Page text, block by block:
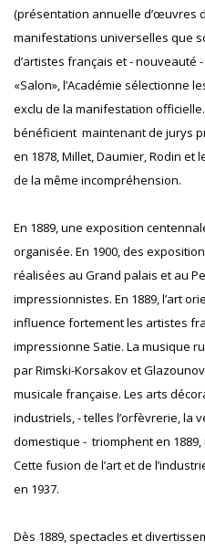
(présentation annuelle d’œuvres
manifestations universelles que
d’artistes français et - nouveauté
«Salon», l’Académie sélectionne
exclu de la manifestation
bénéficient maintenant de jurys
en 1878, Millet, Daumier, Rodin
de la même incompréhension.
En 1889, une exposition
organisée. En 1900, des
réalisées au Grand palais et au
impressionnistes. En 1889, l’art
influence fortement les artistes
impressionne Satie. La musique
par Rimski-Korsakov et
musicale française. Les arts
industriels, - telles l’orfèvrerie, la
domestique - triomphent en 1889,
Cette fusion de l’art et de
en 1937.
Dès 1889, spectacles et